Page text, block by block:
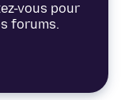
vous pour
forums.